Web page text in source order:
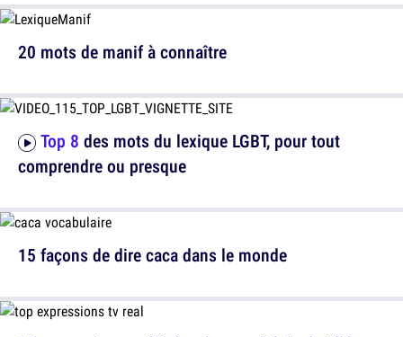
20 mots de manif à connaître
15 façons de dire caca dans le monde
Top 8 des mots du lexique LGBT, pour tout
comprendre ou presque